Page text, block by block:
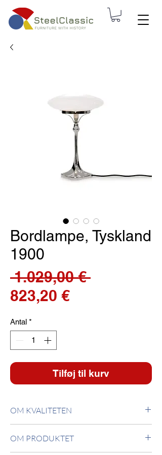
Bordlampe, Tyskland
1900
1.029,00 € Regulær
823,20 €Salgspris
Antal *
Tilføj til kurv
OM KVALITETEN
aluminium. Skærmholder i forkromet fladstål.
Skærm er hvidt håndblæst glas. Den
OM PRODUKTET